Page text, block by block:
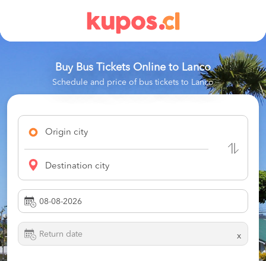
Buy Bus Tickets Online to Lanco
Schedule and price of bus tickets to Lanco
Origin city
Destination city
x